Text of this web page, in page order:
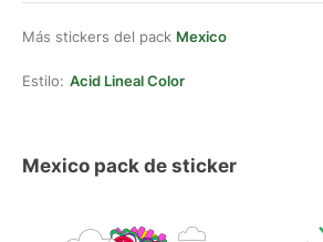
Más stickers del pack Mexico
Estilo: Acid Lineal Color
Mexico pack de sticker